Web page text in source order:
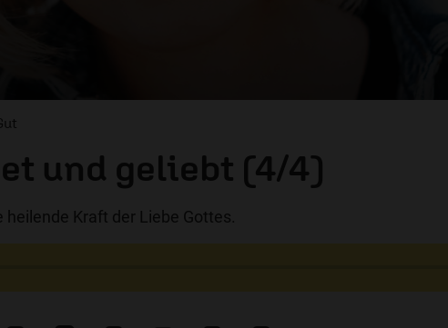
und geliebt (4/4)
heilende Kraft der Liebe Gottes.